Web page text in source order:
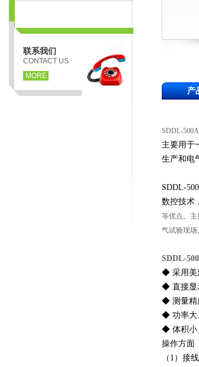
联系我们
CONTACT US
MORE
产
SDDL-
主要用于
生产和电
SDDL-
数控技术，
等优点。
气试验现场
SDDL-
◆ 采用美
◆ 直接显
◆ 测量
◆ 功率大
◆ 体积小
操作方面
（1）接